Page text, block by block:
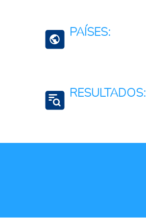
Multisectorial
PAÍSES:
RESULTADOS:
Gobernabilidad